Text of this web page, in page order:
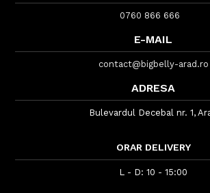
0760 866 666
E-MAIL
contact@bigbelly-arad.ro
ADRESA
Bulevardul Decebal nr. 1,
ORAR DELIVERY
L - D: 10 - 15:00